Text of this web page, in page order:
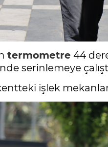
termometre 44
serinlemeye
işlek